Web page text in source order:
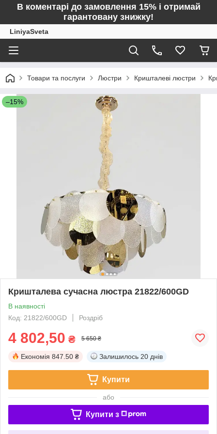
В коментарі до замовлення 15% і отримай
гарантовану знижку!
LiniyaSveta
Товари та послуги Люстри Кришталеві люстри
–15%
Кришталева сучасна люстра 21822/600GD
В наявності
Код: 21822/600GD
Роздріб
4 802,50 ₴ 5 650 ₴
Економія 847.50 ₴ Залишилось 20 днів
Купити
або
Купити з